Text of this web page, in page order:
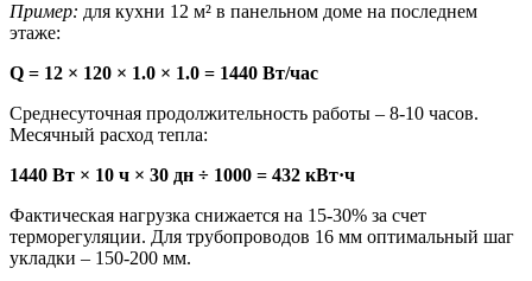
Пример: для кухни 12 м² в панельном доме на последнем
этаже:
Q = 12 × 120 × 1.0 × 1.0 = 1440 Вт/час
Среднесуточная продолжительность работы – 8-10 часов.
Месячный расход тепла:
1440 Вт × 10 ч × 30 дн ÷ 1000 = 432 кВт·ч
Фактическая нагрузка снижается на 15-30% за счет
терморегуляции. Для трубопроводов 16 мм оптимальный шаг
укладки – 150-200 мм.